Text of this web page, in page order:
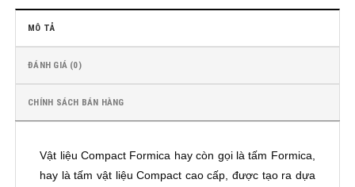
MÔ TẢ
ĐÁNH GIÁ (0)
CHÍNH SÁCH BÁN HÀNG
Vật liệu Compact Formica hay còn gọi là tấm Formica,
hay là tấm vật liệu Compact cao cấp, được tạo ra dựa